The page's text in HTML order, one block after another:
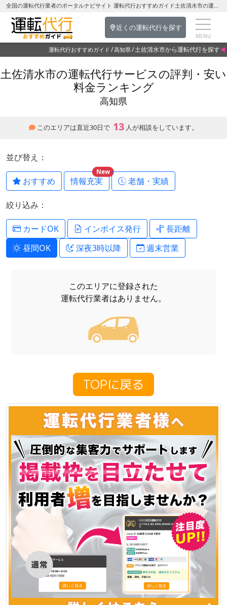
全国の運転代行業者のポータルナビサイト 運転代行おすすめガイド土佐清水市の運転代行を探す-高知県の運転代行
近くの運転代行を探す
運転代行おすすめガイド 高知県 土佐清水市から運転代行を探す
土佐清水市の運転代行サービスの評判・安い
料金ランキング
高知県
このエリアは直近30日で 13 人が相談をしています。
並び替え：
おすすめ 情報充実
New
老舗・実績
絞り込み：
カードOK インボイス発行
長距離
昼間OK
深夜3時以降 週末営業
このエリアに登録された
運転代行業者はありません。
TOPに戻る